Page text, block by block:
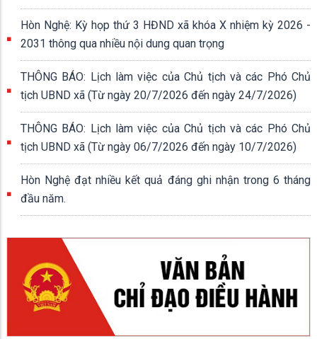
Hòn Nghệ: Kỳ họp thứ 3 HĐND xã khóa X nhiệm kỳ 2026 -
2031 thông qua nhiều nội dung quan trọng
THÔNG BÁO: Lịch làm việc của Chủ tịch và các Phó Chủ
tịch UBND xã (Từ ngày 20/7/2026 đến ngày 24/7/2026)
THÔNG BÁO: Lịch làm việc của Chủ tịch và các Phó Chủ
tịch UBND xã (Từ ngày 06/7/2026 đến ngày 10/7/2026)
Hòn Nghệ đạt nhiều kết quả đáng ghi nhận trong 6 tháng
đầu năm.